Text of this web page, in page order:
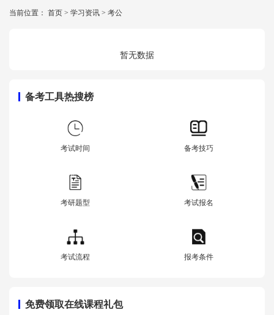
当前位置： 首页 > 学习资讯 > 考公
暂无数据
备考工具热搜榜
考试时间 备考技巧
考研题型 考试报名
考试流程 报考条件
免费领取在线课程礼包